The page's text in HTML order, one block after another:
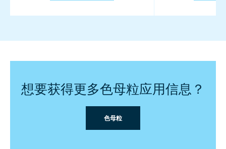
想要获得更多色母粒应用信息？
色母粒